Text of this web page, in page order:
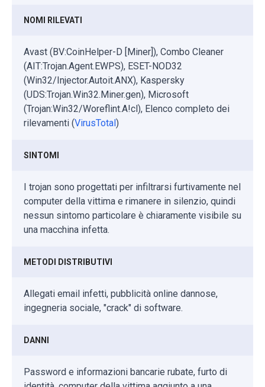
NOMI RILEVATI
Avast (BV:CoinHelper-D [Miner]), Combo Cleaner
(AIT:Trojan.Agent.EWPS), ESET-NOD32
(Win32/Injector.Autoit.ANX), Kaspersky
(UDS:Trojan.Win32.Miner.gen), Microsoft
(Trojan:Win32/Woreflint.A!cl), Elenco completo dei
rilevamenti (VirusTotal)
SINTOMI
I trojan sono progettati per infiltrarsi furtivamente nel
computer della vittima e rimanere in silenzio, quindi
nessun sintomo particolare è chiaramente visibile su
una macchina infetta.
METODI DISTRIBUTIVI
Allegati email infetti, pubblicità online dannose,
ingegneria sociale, "crack" di software.
DANNI
Password e informazioni bancarie rubate, furto di